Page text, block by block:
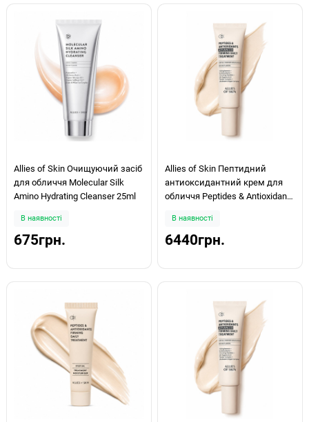
Allies of Skin Очищуючий засіб
для обличчя Molecular Silk
Amino Hydrating Cleanser 25ml
В наявності
675грн.
Allies of Skin Пептидний
антиоксидантний крем для
обличчя Peptides & Antioxidants
В наявності
6440грн.